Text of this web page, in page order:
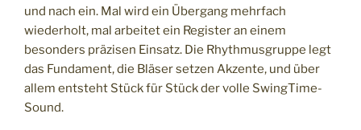
und nach ein. Mal wird ein Übergang mehrfach
wiederholt, mal arbeitet ein Register an einem
besonders präzisen Einsatz. Die Rhythmusgruppe legt
das Fundament, die Bläser setzen Akzente, und über
allem entsteht Stück für Stück der volle SwingTime-
Sound.